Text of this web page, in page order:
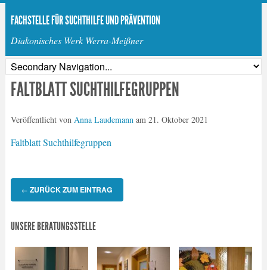
FACHSTELLE FÜR SUCHTHILFE UND PRÄVENTION
Diakonisches Werk Werra-Meißner
FALTBLATT SUCHTHILFEGRUPPEN
Veröffentlicht von Anna Laudemannam 21. Oktober 2021
Faltblatt Suchthilfegruppen
← ZURÜCK ZUM EINTRAG
UNSERE BERATUNGSSTELLE